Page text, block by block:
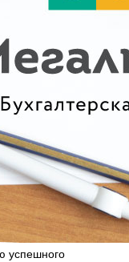
успешного